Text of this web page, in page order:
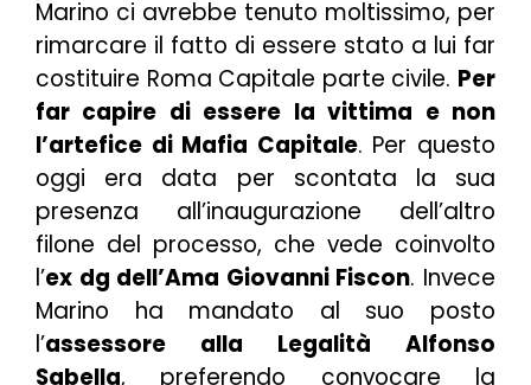
Marino ci avrebbe tenuto moltissimo, per
rimarcare il fatto di essere stato a lui far
costituire Roma Capitale parte civile. Per
far capire di essere la vittima e non
l’artefice di Mafia Capitale. Per questo
oggi era data per scontata la sua
presenza all’inaugurazione dell’altro
filone del processo, che vede coinvolto
l’ex dg dell’Ama Giovanni Fiscon. Invece
Marino ha mandato al suo posto
l’assessore alla Legalità Alfonso
Sabella, preferendo convocare la